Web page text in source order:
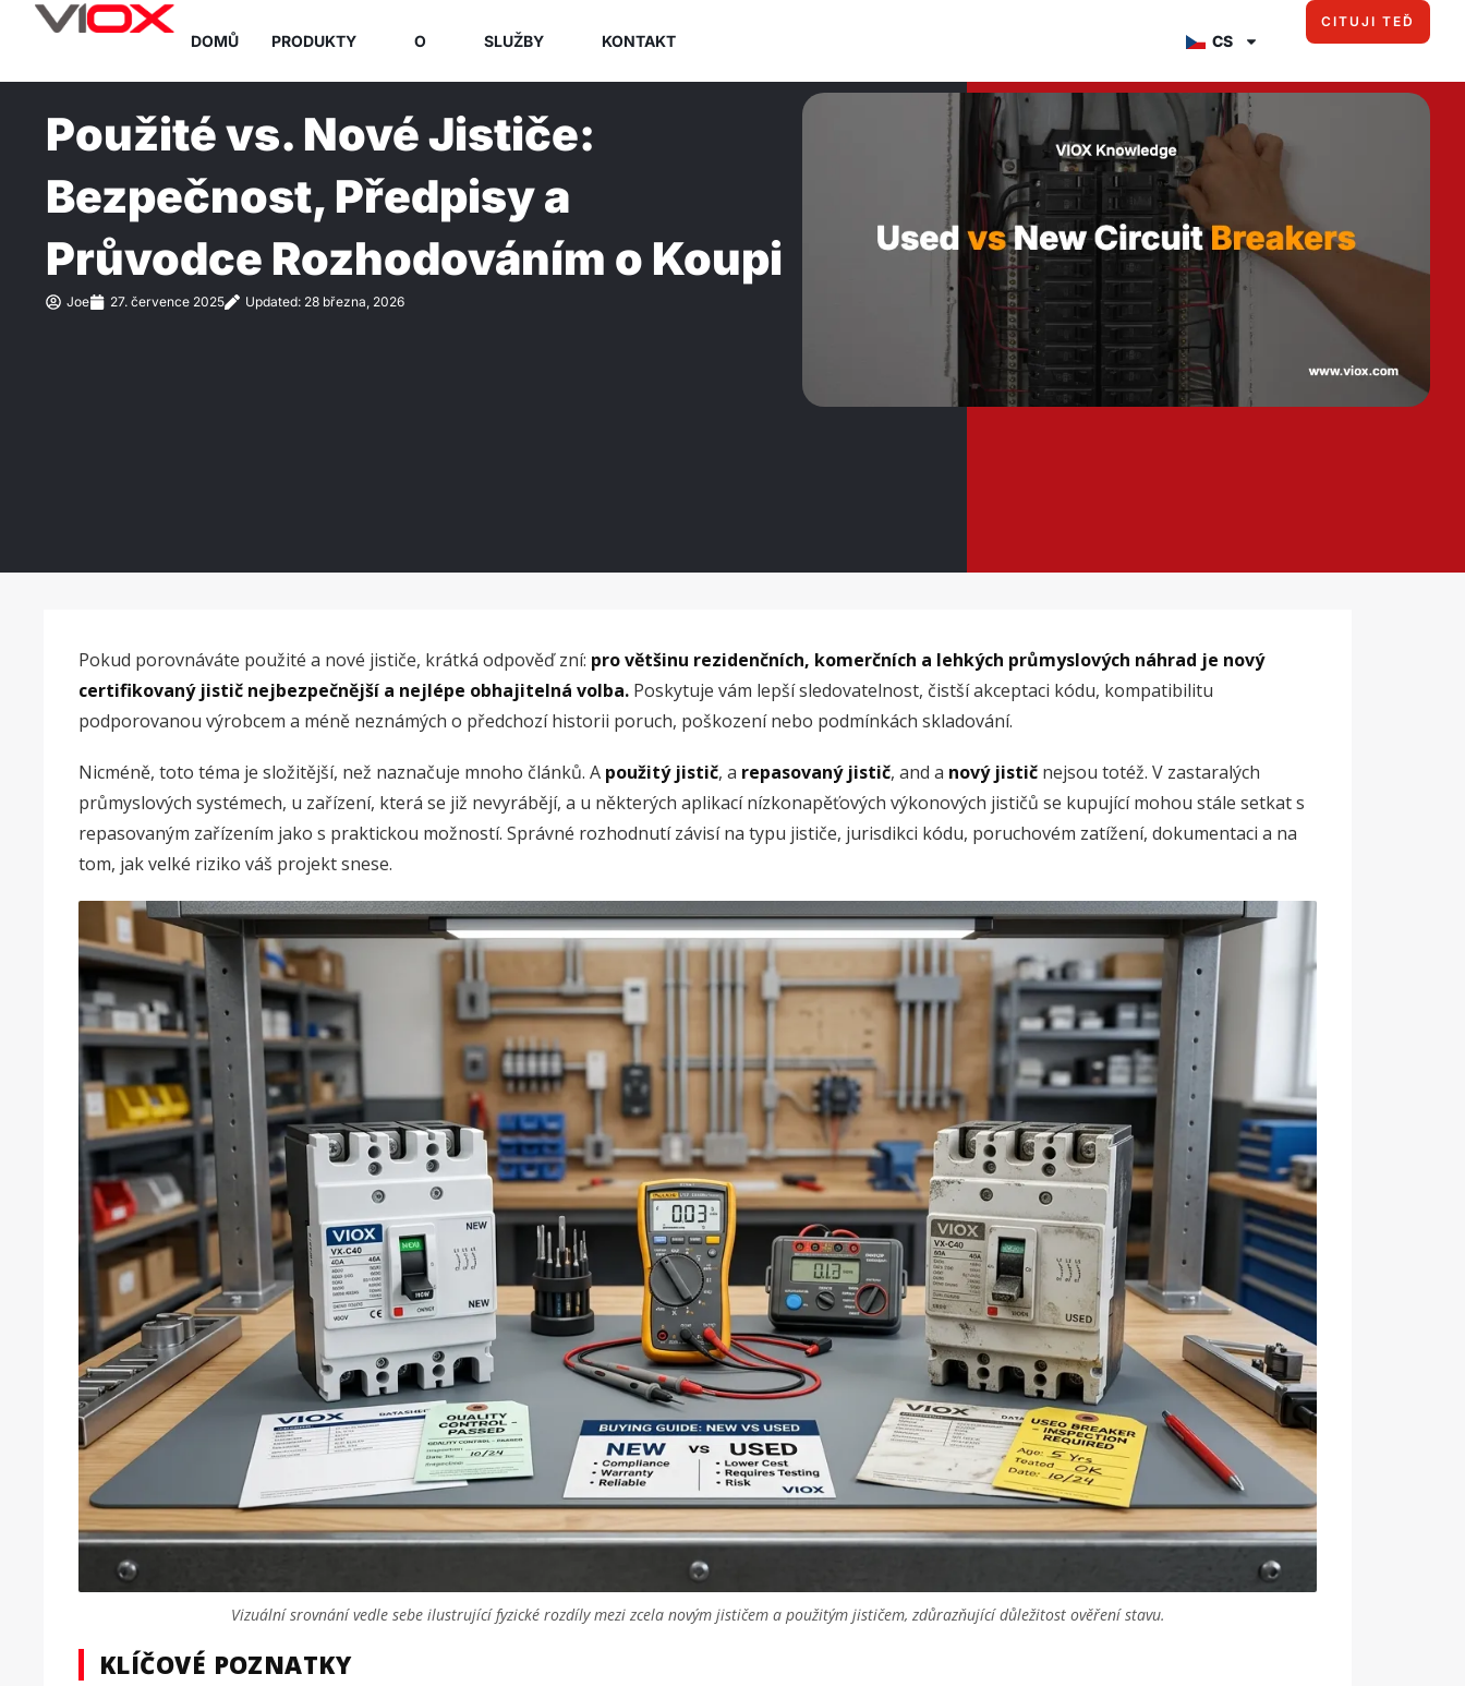
Přejít
obsah
DOMŮ PRODUKTY O SLUŽBY KONTAKT CS
CITUJI TEĎ
Použité vs. Nové Jističe:
Bezpečnost, Předpisy a
Průvodce Rozhodováním o Koupi
Joe 27. července 2025 Updated: 28 března, 2026
Pokud porovnáváte použité a nové jističe, krátká odpověď zní: pro většinu rezidenčních, komerčních a lehkých průmyslových náhrad je nový
certifikovaný jistič nejbezpečnější a nejlépe obhajitelná volba. Poskytuje vám lepší sledovatelnost, čistší akceptaci kódu, kompatibilitu
podporovanou výrobcem a méně neznámých o předchozí historii poruch, poškození nebo podmínkách skladování.
Nicméně, toto téma je složitější, než naznačuje mnoho článků. A použitý jistič, a repasovaný jistič, and a nový jistič nejsou totéž. V zastaralých
průmyslových systémech, u zařízení, která se již nevyrábějí, a u některých aplikací nízkonapěťových výkonových jističů se kupující mohou stále setkat s
repasovaným zařízením jako s praktickou možností. Správné rozhodnutí závisí na typu jističe, jurisdikci kódu, poruchovém zatížení, dokumentaci a na
tom, jak velké riziko váš projekt snese.
Vizuální srovnání vedle sebe ilustrující fyzické rozdíly mezi zcela novým jističem a použitým jističem, zdůrazňující důležitost ověření stavu.
KLÍČOVÉ POZNATKY